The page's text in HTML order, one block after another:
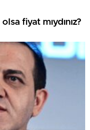
fiyat mıydınız?